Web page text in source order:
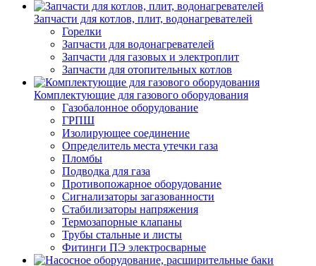
Запчасти для котлов, плит, водонагревателей
Горелки
Запчасти для водонагревателей
Запчасти для газовых и электроплит
Запчасти для отопительных котлов
Комплектующие для газового оборудования
Газобалонное оборудование
ГРПШ
Изолирующее соединение
Определитель места утечки газа
Пломбы
Подводка для газа
Противопожарное оборудование
Сигнализаторы загазованности
Стабилизаторы напряжения
Термозапорные клапаны
Трубы стальные и листы
Фитинги ПЭ электросварные